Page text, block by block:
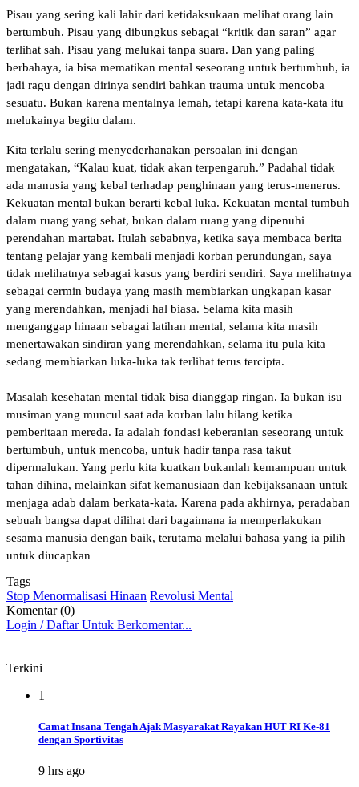
‎Pisau yang sering kali lahir dari ketidaksukaan melihat orang lain
bertumbuh. Pisau yang dibungkus sebagai “kritik dan saran” agar
terlihat sah. Pisau yang melukai tanpa suara. Dan yang paling
berbahaya, ia bisa mematikan mental seseorang untuk bertumbuh, ia
jadi ragu dengan dirinya sendiri bahkan trauma untuk mencoba
sesuatu. Bukan karena mentalnya lemah, tetapi karena kata-kata itu
melukainya begitu dalam.
‎Kita terlalu sering menyederhanakan persoalan ini dengan
mengatakan, “Kalau kuat, tidak akan terpengaruh.” Padahal tidak
ada manusia yang kebal terhadap penghinaan yang terus-menerus.
Kekuatan mental bukan berarti kebal luka. Kekuatan mental tumbuh
dalam ruang yang sehat, bukan dalam ruang yang dipenuhi
perendahan martabat. Itulah sebabnya, ketika saya membaca berita
tentang pelajar yang kembali menjadi korban perundungan, saya
tidak melihatnya sebagai kasus yang berdiri sendiri. Saya melihatnya
sebagai cermin budaya yang masih membiarkan ungkapan kasar
yang merendahkan, menjadi hal biasa. Selama kita masih
menganggap hinaan sebagai latihan mental, selama kita masih
menertawakan sindiran yang merendahkan, selama itu pula kita
sedang membiarkan luka-luka tak terlihat terus tercipta.
‎Masalah kesehatan mental tidak bisa dianggap ringan. Ia bukan isu
musiman yang muncul saat ada korban lalu hilang ketika
pemberitaan mereda. Ia adalah fondasi keberanian seseorang untuk
bertumbuh, untuk mencoba, untuk hadir tanpa rasa takut
dipermalukan. Yang perlu kita kuatkan bukanlah kemampuan untuk
tahan dihina, melainkan sifat kemanusiaan dan kebijaksanaan untuk
menjaga adab dalam berkata-kata. Karena pada akhirnya, peradaban
sebuah bangsa dapat dilihat dari bagaimana ia memperlakukan
sesama manusia dengan baik, terutama melalui bahasa yang ia pilih
untuk diucapkan
Tags
Stop Menormalisasi Hinaan Revolusi Mental
Komentar (0)
Login / Daftar Untuk Berkomentar...
Terkini
1
Camat Insana Tengah Ajak Masyarakat Rayakan HUT RI Ke-81
dengan Sportivitas
9 hrs ago